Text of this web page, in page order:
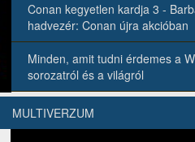
Conan kegyetlen kardja 3 -
hadvezér: Conan újra akcióban
Minden, amit tudni érdemes a
sorozatról és a világról
MULTIVERZUM